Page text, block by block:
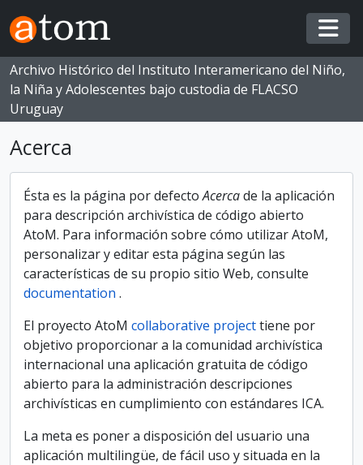
Skip to main content
Archivo Histórico del Instituto Interamericano del Niño,
la Niña y Adolescentes bajo custodia de FLACSO
Uruguay
Acerca
Ésta es la página por defectoAcercade la aplicación
para descripción archivística de código abierto
AtoM. Para información sobre cómo utilizar AtoM,
personalizar y editar esta página según las
características de su propio sitio Web, consulte
documentation .
El proyecto AtoM collaborative projecttiene por
objetivo proporcionar a la comunidad archivística
internacional una aplicación gratuita de código
abierto para la administración descripciones
archivísticas en cumplimiento con estándares ICA.
La meta es poner a disposición del usuario una
aplicación multilingüe, de fácil uso y situada en la